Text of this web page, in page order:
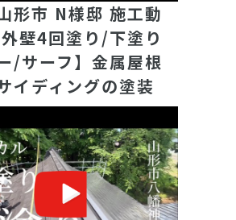
形市 N様邸 施工動
壁4回塗り/下塗り
/サーフ】金属屋根
イディングの塗装